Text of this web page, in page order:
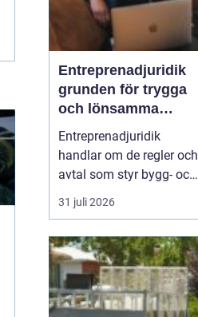
Entreprenadjuridik
grunden för trygga
och lönsamma
byggprojekt
Entreprenadjuridik
handlar om de regler och
avtal som styr bygg- och
anläggningsprojekt. När
ansvar, tider, kostnader
reglerade minskar
konflikter och oväntade
kostnader. När de är
otydliga kan samma
31 juli 2026